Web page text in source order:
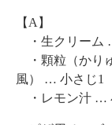
【A】
・生クリーム
・顆粒（かり
風） … 小さじ1
・レモン汁 …